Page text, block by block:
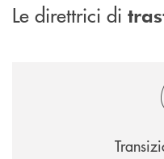
Le direttrici di